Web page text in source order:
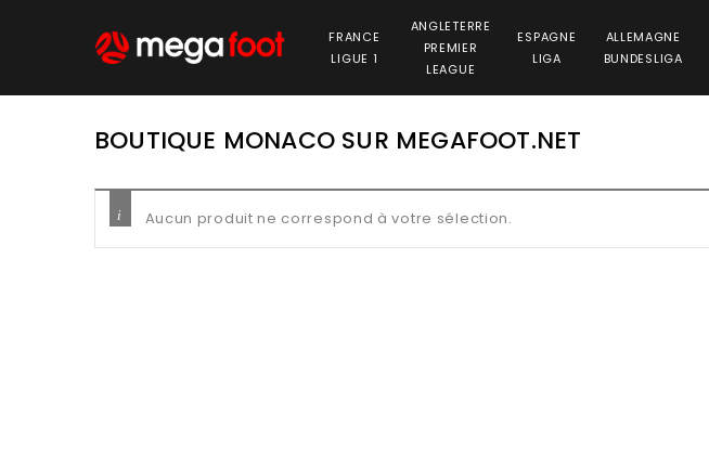
FRANCE
LIGUE 1
ANGLETERRE
PREMIER
LEAGUE
ESPAGNE
LIGA
ALLEMAGNE
BUNDESLIGA
BOUTIQUE MONACO SUR MEGAFOOT.NET
Aucun produit ne correspond à votre sélection.